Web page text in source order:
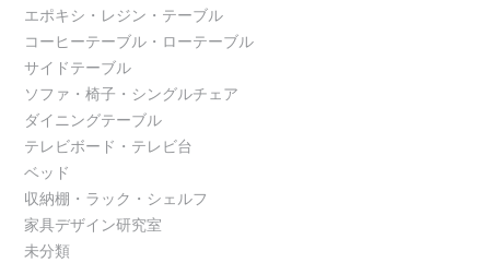
エポキシ・レジン・テーブル
コーヒーテーブル・ローテーブル
サイドテーブル
ソファ・椅子・シングルチェア
ダイニングテーブル
テレビボード・テレビ台
ベッド
収納棚・ラック・シェルフ
家具デザイン研究室
未分類